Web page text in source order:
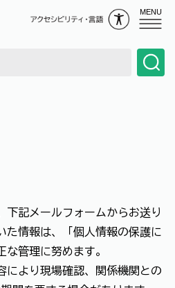
MENU
下記メールフォームからお送り
た情報は、「個人情報の保護に
な管理に努めます。
により現場確認、関係機関との